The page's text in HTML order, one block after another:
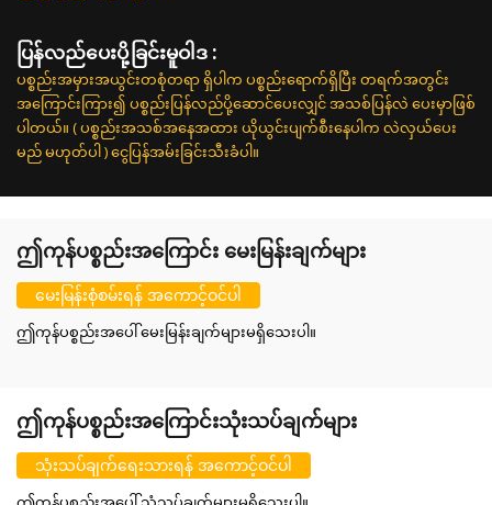
ပြန်လည်ပေးပို့ခြင်းမူဝါဒ :
ပစ္စည်းအမှားအယွင်းတစုံတရာ ရှိပါက ပစ္စည်းရောက်ရှိပြီး တရက်အတွင်း
အကြောင်းကြား၍ ပစ္စည်းပြန်လည်ပို့ဆောင်ပေးလျှင် အသစ်ပြန်လဲ ပေးမှာဖြစ်
ပါတယ်။ ( ပစ္စည်းအသစ်အနေအထား ယိုယွင်းပျက်စီးနေပါက လဲလှယ်ပေး
မည် မဟုတ်ပါ ) ငွေပြန်အမ်းခြင်းသီးခံပါ။
ဤကုန်ပစ္စည်းအကြောင်း မေးမြန်းချက်များ
မေးမြန်းစုံစမ်းရန် အကောင့်ဝင်ပါ
ဤကုန်ပစ္စည်းအပေါ် မေးမြန်းချက်များမရှိသေးပါ။
ဤကုန်ပစ္စည်းအကြောင်းသုံးသပ်ချက်များ
သုံးသပ်ချက်ရေးသားရန် အကောင့်ဝင်ပါ